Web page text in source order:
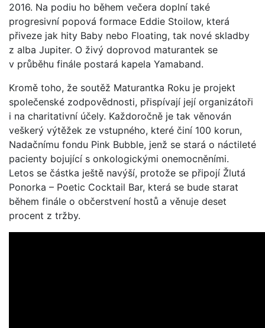
2016. Na podiu ho během večera doplní také
progresivní popová formace Eddie Stoilow, která
přiveze jak hity Baby nebo Floating, tak nové skladby
z alba Jupiter. O živý doprovod maturantek se
v průběhu finále postará kapela Yamaband.
Kromě toho, že soutěž Maturantka Roku je projekt
společenské zodpovědnosti, přispívají její organizátoři
i na charitativní účely. Každoročně je tak věnován
veškerý výtěžek ze vstupného, které činí 100 korun,
Nadačnímu fondu Pink Bubble, jenž se stará o náctileté
pacienty bojující s onkologickými onemocněními.
Letos se částka ještě navýší, protože se připojí Žlutá
Ponorka – Poetic Cocktail Bar, která se bude starat
během finále o občerstvení hostů a věnuje deset
procent z tržby.